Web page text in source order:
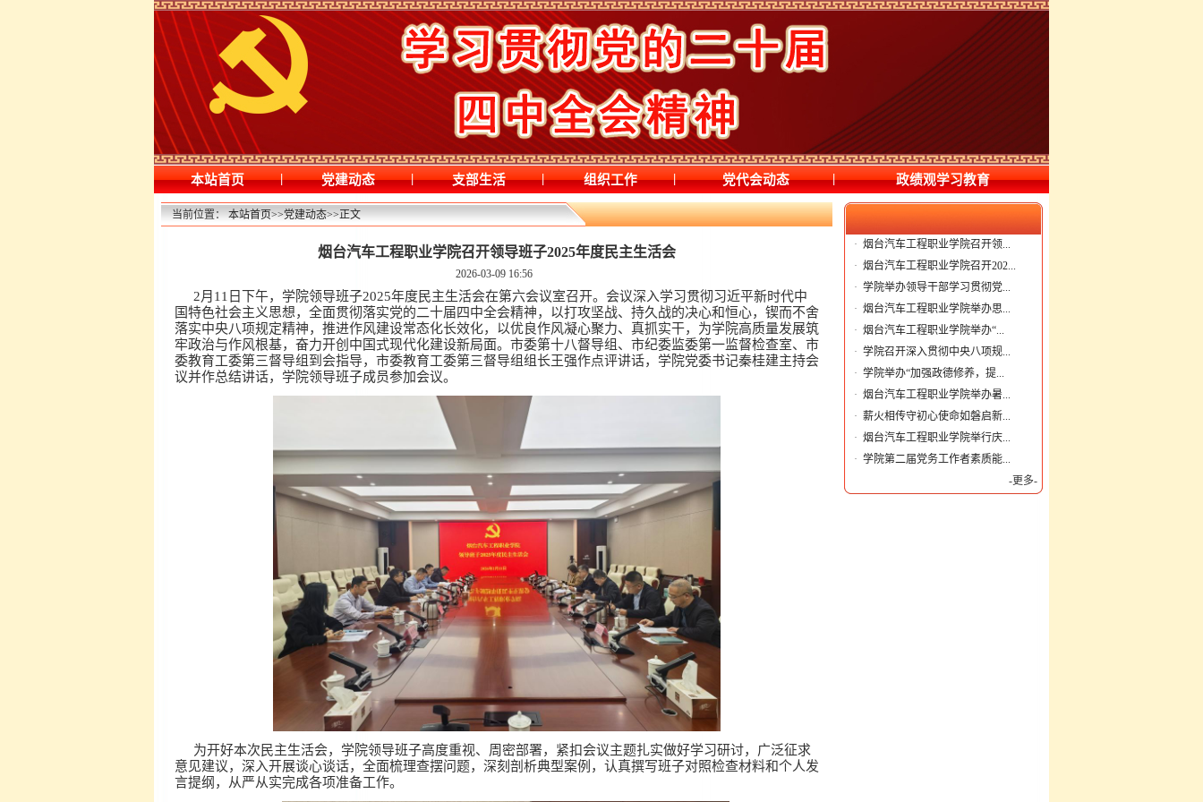
本站首页 | 党建动态 | 支部生活 | 组织工作 | 党代会动态 | 政绩观学习教育
当前位置：本站首页>>党建动态>>正文
烟台汽车工程职业学院召开领导班子2025年度民主生活会
2026-03-09 16:56
2月11日下午，学院领导班子2025年度民主生活会在第六会议室召开。会议深入学习贯彻习近平新时代中
国特色社会主义思想，全面贯彻落实党的二十届四中全会精神，以打攻坚战、持久战的决心和恒心，锲而不舍
落实中央八项规定精神，推进作风建设常态化长效化，以优良作风凝心聚力、真抓实干，为学院高质量发展筑
牢政治与作风根基，奋力开创中国式现代化建设新局面。市委第十八督导组、市纪委监委第一监督检查室、市
委教育工委第三督导组 到会指导， 市委教育工委第三督导组组长王强作点评讲话，学院党委书记秦桂建主持会
议并作总结讲话， 学院领导班子成员参加会议。
为开好本次民主生活会，学院领导班子高度重视、周密部署，紧扣会议主题扎实做好学习研讨，广泛征求
意见建议，深入开展谈心谈话，全面梳理查摆问题，深刻剖析典型案例，认真撰写班子对照检查材料和个人发
言提纲，从严从实完成各项准备工作。
· 烟台汽车工程职业学院召开领...
· 烟台汽车工程职业学院召开202...
· 学院举办领导干部学习贯彻党...
· 烟台汽车工程职业学院举办思...
· 烟台汽车工程职业学院举办“...
· 学院召开深入贯彻中央八项规...
· 学院举办“加强政德修养，提...
· 烟台汽车工程职业学院举办暑...
· 薪火相传守初心使命如磐启新...
· 烟台汽车工程职业学院举行庆...
· 学院第二届党务工作者素质能...
-更多-